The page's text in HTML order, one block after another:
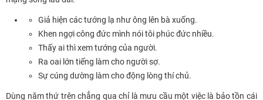
Giả hiện các tướng lạ như ông lên bà xuống.
Khen ngợi công đức mình nói tôi phúc đức nhiều.
Thấy ai thì xem tướng của người.
Ra oai lớn tiếng làm cho người sợ.
Sự cúng dường làm cho động lòng thí chủ.
Dùng năm thứ trên chẳng qua chỉ là mưu cầu một việc là bảo tồn cái